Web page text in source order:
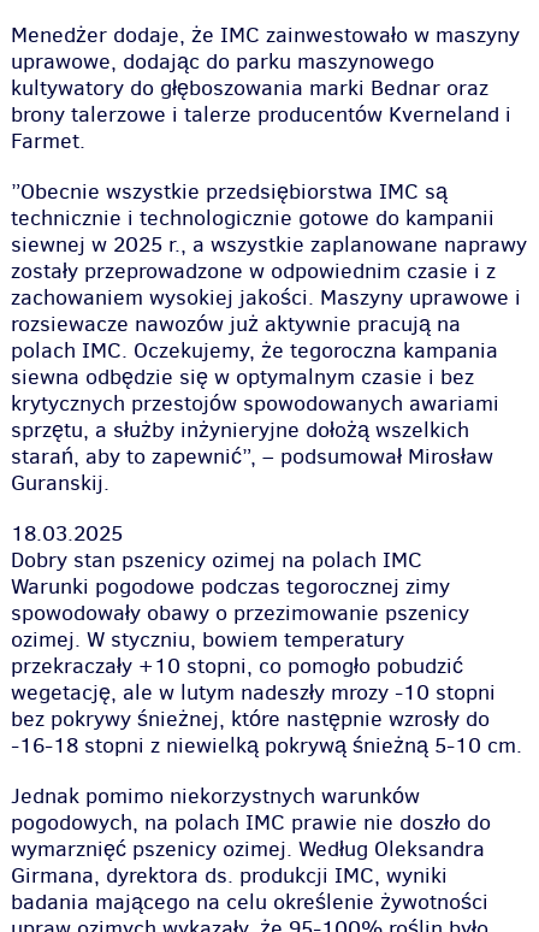
Menedżer dodaje, że IMC zainwestowało w maszyny
uprawowe, dodając do parku maszynowego
kultywatory do głęboszowania marki Bednar oraz
brony talerzowe i talerze producentów Kverneland i
Farmet.
”Obecnie wszystkie przedsiębiorstwa IMC są
technicznie i technologicznie gotowe do kampanii
siewnej w 2025 r., a wszystkie zaplanowane naprawy
zostały przeprowadzone w odpowiednim czasie i z
zachowaniem wysokiej jakości. Maszyny uprawowe i
rozsiewacze nawozów już aktywnie pracują na
polach IMC. Oczekujemy, że tegoroczna kampania
siewna odbędzie się w optymalnym czasie i bez
krytycznych przestojów spowodowanych awariami
sprzętu, a służby inżynieryjne dołożą wszelkich
starań, aby to zapewnić”, – podsumował Mirosław
Guranskij.
18.03.2025
Dobry stan pszenicy ozimej na polach IMC
Warunki pogodowe podczas tegorocznej zimy
spowodowały obawy o przezimowanie pszenicy
ozimej. W styczniu, bowiem temperatury
przekraczały +10 stopni, co pomogło pobudzić
wegetację, ale w lutym nadeszły mrozy -10 stopni
bez pokrywy śnieżnej, które następnie wzrosły do
-16-18 stopni z niewielką pokrywą śnieżną 5-10 cm.
Jednak pomimo niekorzystnych warunków
pogodowych, na polach IMC prawie nie doszło do
wymarznięć pszenicy ozimej. Według Oleksandra
Girmana, dyrektora ds. produkcji IMC, wyniki
badania mającego na celu określenie żywotności